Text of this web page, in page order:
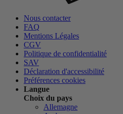
Nous contacter
FAQ
Mentions Légales
CGV
Politique de confidentialité
SAV
Déclaration d'accessibilité
Préférences cookies
Langue
Choix du pays
Allemagne